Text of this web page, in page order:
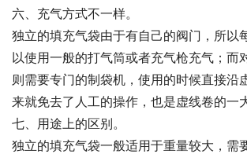
六、充气方式不一样。
独立的填充气袋由于有自己的阀门，所以
以使用一般的打气筒或者充气枪充气；而
则需要专门的制袋机，使用的时候直接沿
来就免去了人工的操作，也是虚线卷的一
七、用途上的区别。
独立的填充气袋一般适用于重量较大，需